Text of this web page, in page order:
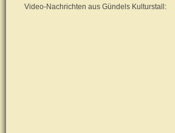
Video-Nachrichten aus Gündels Kulturstall: